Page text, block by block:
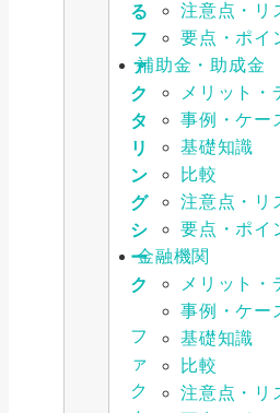
る
フ
ァ
ク
タ
リ
ン
グ
シ
ー
ク
フ
ァ
ク
注意点・リ
要点・ポイ
補助金・助成金
メリット・
事例・ケー
基礎知識
比較
注意点・リ
要点・ポイ
金融機関
メリット・
事例・ケー
基礎知識
比較
注意点・リ